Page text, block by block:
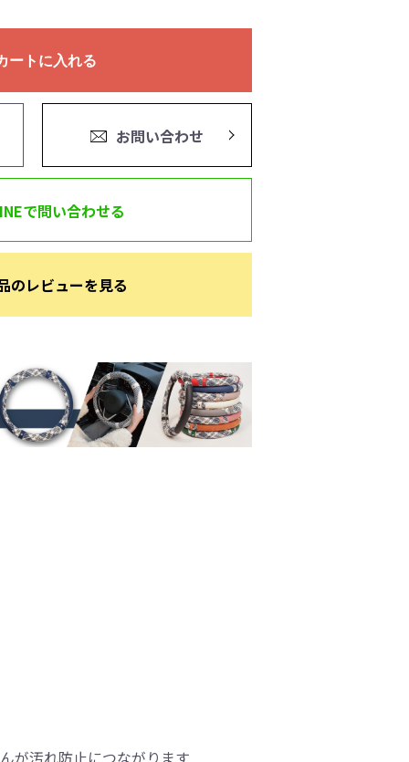
ートに入れる
お問い合わせ
で問い合わせる
のレビューを見る